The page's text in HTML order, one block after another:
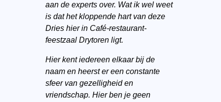
aan de experts over. Wat ik wel weet
is dat het kloppende hart van deze
Dries hier in Café-restaurant-
feestzaal Drytoren ligt.
Hier kent iedereen elkaar bij de
naam en heerst er een constante
sfeer van gezelligheid en
vriendschap. Hier ben je geen